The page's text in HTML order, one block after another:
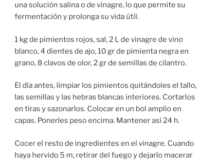
una solución salina o de vinagre, lo que permite su
fermentación y prolonga su vida útil.
1 kg de pimientos rojos, sal, 2 L de vinagre de vino
blanco, 4 dientes de ajo, 10 gr de pimienta negra en
grano, 8 clavos de olor, 2 gr de semillas de cilantro.
El día antes, limpiar los pimientos quitándoles el tallo,
las semillas y las hebras blancas interiores. Cortarlos
en tiras y sazonarlos. Colocar en un bol amplio en
capas. Ponerles peso encima. Mantener así 24 h.
Cocer el resto de ingredientes en el vinagre. Cuando
haya hervido 5 m, retirar del fuego y dejarlo macerar